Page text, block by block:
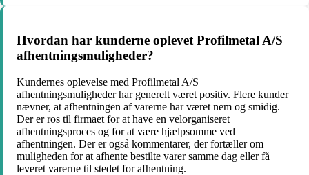
Hvordan har kunderne oplevet Profilmetal A/S
afhentningsmuligheder?
Kundernes oplevelse med Profilmetal A/S
afhentningsmuligheder har generelt været positiv. Flere kunder
nævner, at afhentningen af varerne har været nem og smidig.
Der er ros til firmaet for at have en velorganiseret
afhentningsproces og for at være hjælpsomme ved
afhentningen. Der er også kommentarer, der fortæller om
muligheden for at afhente bestilte varer samme dag eller få
leveret varerne til stedet for afhentning.